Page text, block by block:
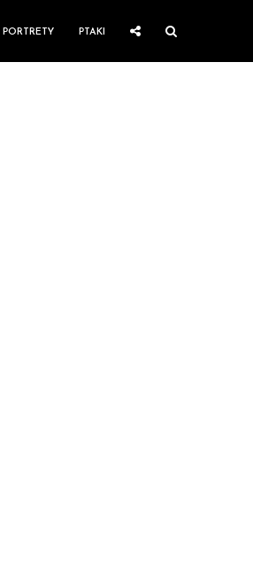
PORTRETY PTAKI